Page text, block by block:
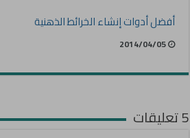
أفضل أدوات إنشاء الخرائط الذهنية
2014/04/05
5 تعليقات